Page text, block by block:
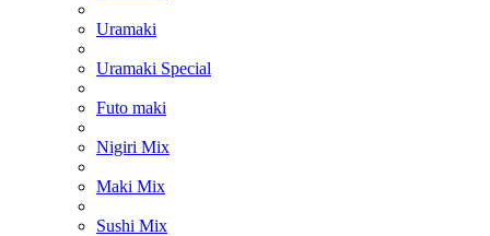
Uramaki
Uramaki Special
Futo maki
Nigiri Mix
Maki Mix
Sushi Mix